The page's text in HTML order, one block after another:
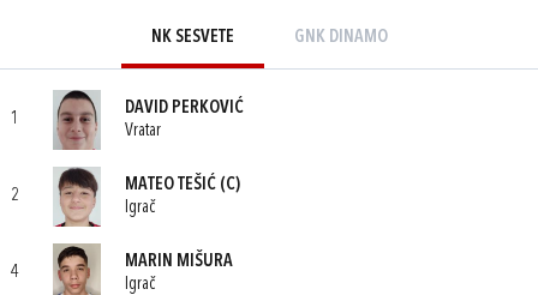
NK SESVETE GNK DINAMO
1
DAVID PERKOVIĆ
Vratar
2
MATEO TEŠIĆ (C)
Igrač
4
MARIN MIŠURA
Igrač